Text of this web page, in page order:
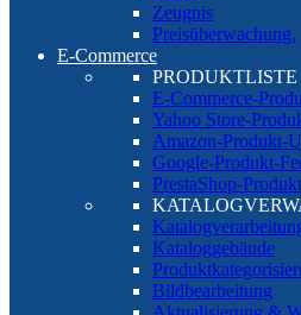
Zeugnis
Preisüberwachung.
E-Commerce
PRODUKTLISTE
E-Commerce-
Yahoo Store-
Amazon-Produkt-
Google-Produkt-
PrestaShop-Produkt
Kataloggebäude
Bildbearbeitung